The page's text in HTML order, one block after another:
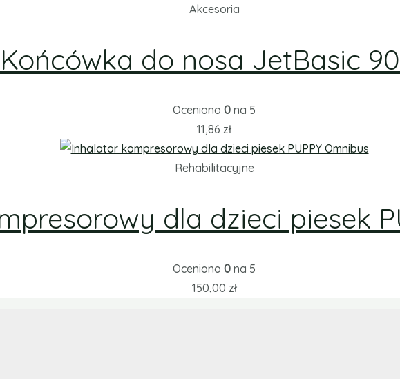
Akcesoria
Końcówka do nosa JetBasic
Oceniono 0 na 5
11,86 zł
Rehabilitacyjne
dla dzieci piesek
Oceniono 0 na 5
150,00 zł